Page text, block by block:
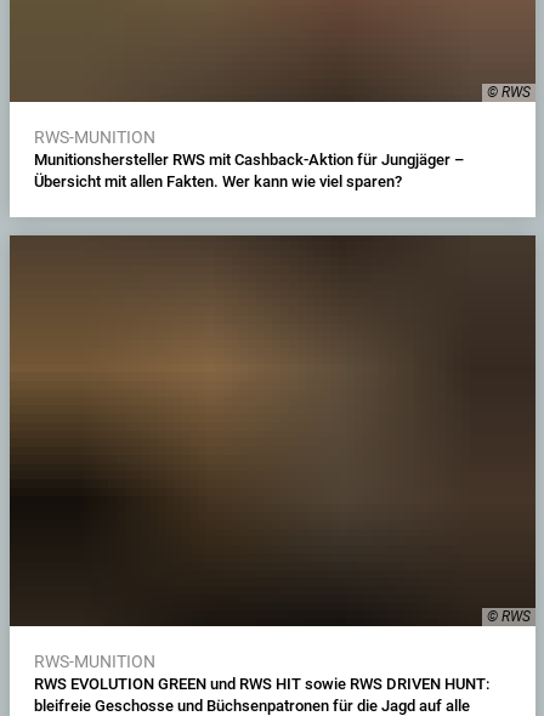
© RWS
RWS-MUNITION
Munitionshersteller RWS mit Cashback-Aktion für Jungjäger –
Übersicht mit allen Fakten. Wer kann wie viel sparen?
© RWS
RWS-MUNITION
RWS EVOLUTION GREEN und RWS HIT sowie RWS DRIVEN HUNT:
bleifreie Geschosse und Büchsenpatronen für die Jagd auf alle